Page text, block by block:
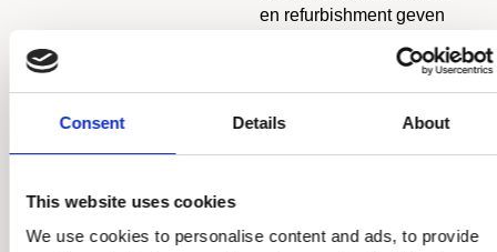
Consent Details About
This website uses cookies
We use cookies to personalise content and ads, to provide
en refurbishment geven
tweede leven, zodat jij
kunt rekenen op
topkwaliteit én bijdraagt